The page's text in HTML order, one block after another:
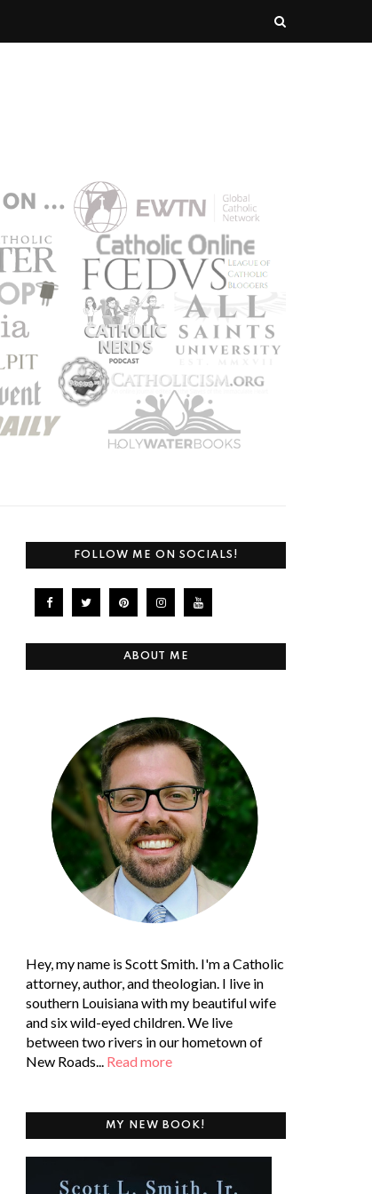
FOLLOW ME ON SOCIALS!
ABOUT ME
Hey, my name is Scott Smith. I'm a Catholic
attorney, author, and theologian. I live in
southern Louisiana with my beautiful wife
and six wild-eyed children. We live
between two rivers in our hometown of
New Roads... Read more
MY NEW BOOK!